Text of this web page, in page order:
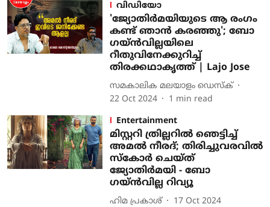
വിഡിയോ
'ജ്യോതിർമയിയുടെ ആ രം​ഗം
കണ്ട് ഞാൻ കരഞ്ഞു'; ബോ​
ഗയ്ൻവില്ലയിലെ
റീതുവിനേക്കുറിച്ച്
തിരക്കഥാകൃത്ത് | Lajo Jose
സമകാലിക മലയാളം ഡെസ്ക്
22 Oct 2024
1 min read
Entertainment
മിസ്റ്ററി ത്രില്ലറിൽ ഞെട്ടിച്ച്
അമൽ നീരദ്; തിരിച്ചുവരവിൽ
സ്കോർ ചെയ്ത്
ജ്യോതിർമയി - ബോ​
ഗയ്ൻവില്ല റിവ്യൂ
ഹിമ പ്രകാശ്
17 Oct 2024